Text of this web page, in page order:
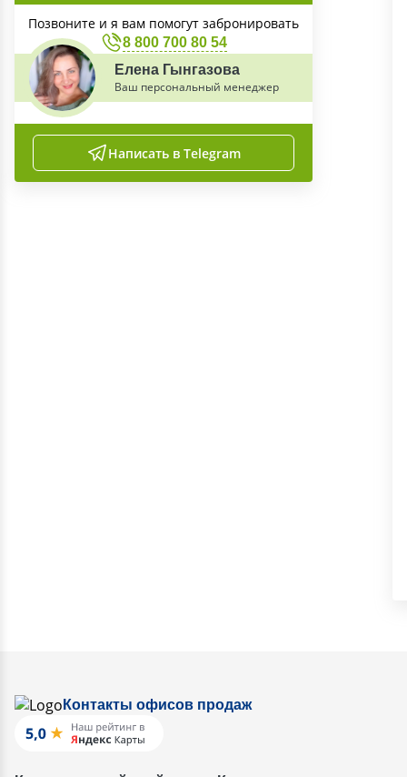
Позвоните и я вам помогут забронировать
8 800 700 80 54
Елена Гынгазова
Ваш персональный менеджер
Написать в Telegram
Контакты офисов продаж